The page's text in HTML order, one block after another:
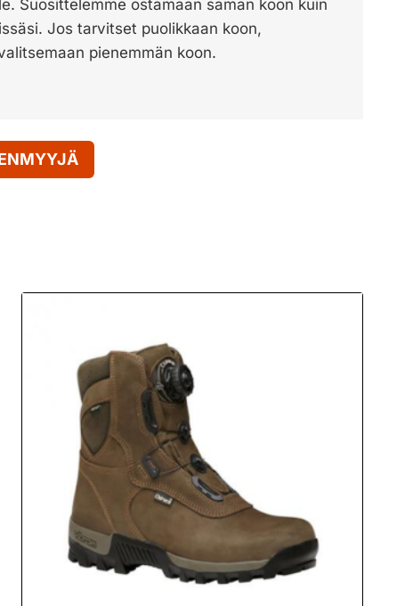
Suosittelemme ostamaan saman koon kuin
Jos tarvitset puolikkaan koon,
pienemmän koon.